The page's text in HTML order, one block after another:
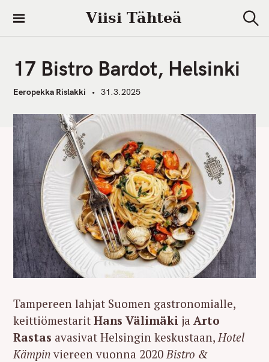
i
Viisi Tähteä
e
17 Bistro Bardot, Helsinki
Eeropekka Rislakki 31.3.2025
Tampereen lahjat Suomen gastronomialle,
keittiömestarit Hans Välimäki ja Arto
Rastas avasivat Helsingin keskustaan, Hotel
Kämpin viereen vuonna 2020 Bistro &